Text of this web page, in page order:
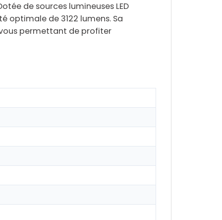
de sources lumineuses LED
de 3122 lumens. Sa
permettant de profiter